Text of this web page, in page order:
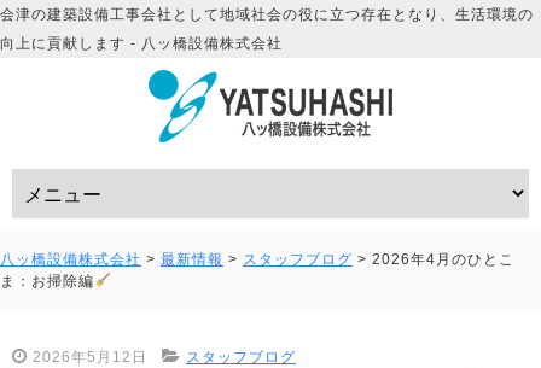
会津の建築設備工事会社として地域社会の役に立つ存在となり、生活環境の
向上に貢献します - 八ッ橋設備株式会社
八ッ橋設備株式会社 > 最新情報 > スタッフブログ > 2026年4月のひとこ
ま：お掃除編
2026年5月12日 スタッフブログ